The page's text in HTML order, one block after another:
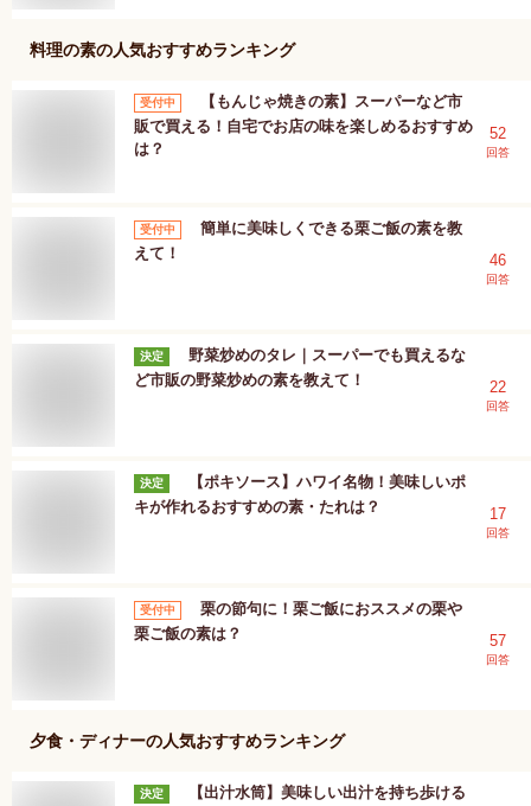
料理の素の人気おすすめランキング
受付中
【もんじゃ焼きの素】スーパーなど市
販で買える！自宅でお店の味を楽しめるおすすめ
は？
52
回答
受付中
簡単に美味しくできる栗ご飯の素を教
えて！
46
回答
決定
野菜炒めのタレ｜スーパーでも買えるな
ど市販の野菜炒めの素を教えて！
22
回答
決定
【ポキソース】ハワイ名物！美味しいポ
キが作れるおすすめの素・たれは？
17
回答
受付中
栗の節句に！栗ご飯におススメの栗や
栗ご飯の素は？
57
回答
夕食・ディナーの人気おすすめランキング
決定
【出汁水筒】美味しい出汁を持ち歩ける